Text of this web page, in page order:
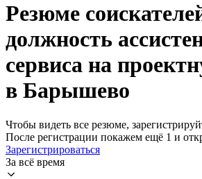
Резюме
должность
сервиса на
в Барышево
Чтобы видеть все резюме,
После регистрации покажем ещё 1 и
Зарегистрироваться
За всё время